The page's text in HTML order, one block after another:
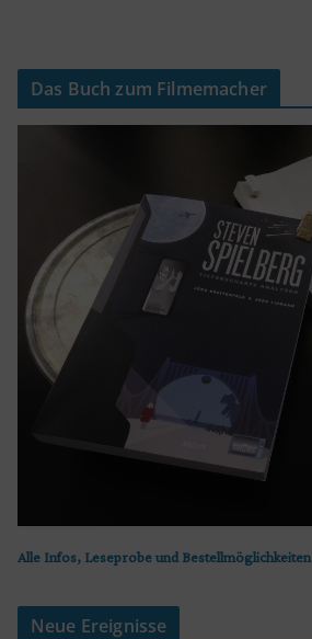
Das Buch zum Filmemacher
Alle Infos, Leseprobe und Bestellmöglichkeiten
Neue Ereignisse